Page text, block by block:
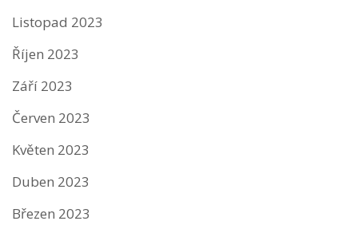
Listopad 2023
Říjen 2023
Září 2023
Červen 2023
Květen 2023
Duben 2023
Březen 2023